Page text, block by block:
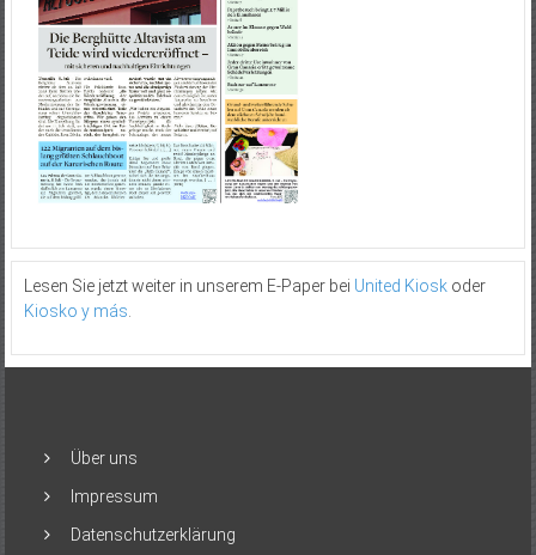
Lesen Sie jetzt weiter in unserem E-Paper bei United Kioskoder
Kiosko y más.
Über uns
Impressum
Datenschutzerklärung